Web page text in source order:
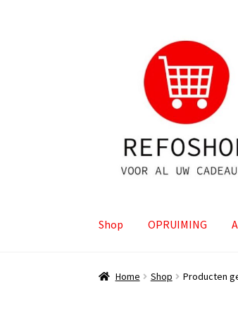
Shop OPRUIMING
Home Shop Producten